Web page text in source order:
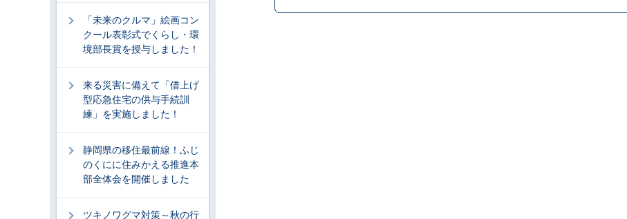
「未来のクルマ」絵画コン
クール表彰式でくらし・環
境部長賞を授与しました！
来る災害に備えて「借上げ
型応急住宅の供与手続訓
練」を実施しました！
静岡県の移住最前線！ふじ
のくにに住みかえる推進本
部全体会を開催しました
ツキノワグマ対策～秋の行